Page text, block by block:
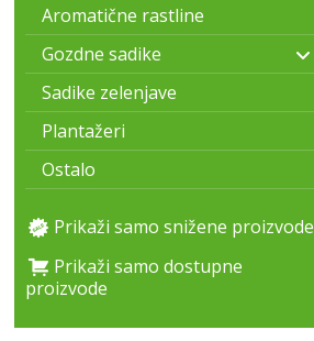
Aromatične rastline
Gozdne sadike
Sadike zelenjave
Plantažeri
Ostalo
Prikaži samo snižene proizvode
Prikaži samo dostupne
proizvode